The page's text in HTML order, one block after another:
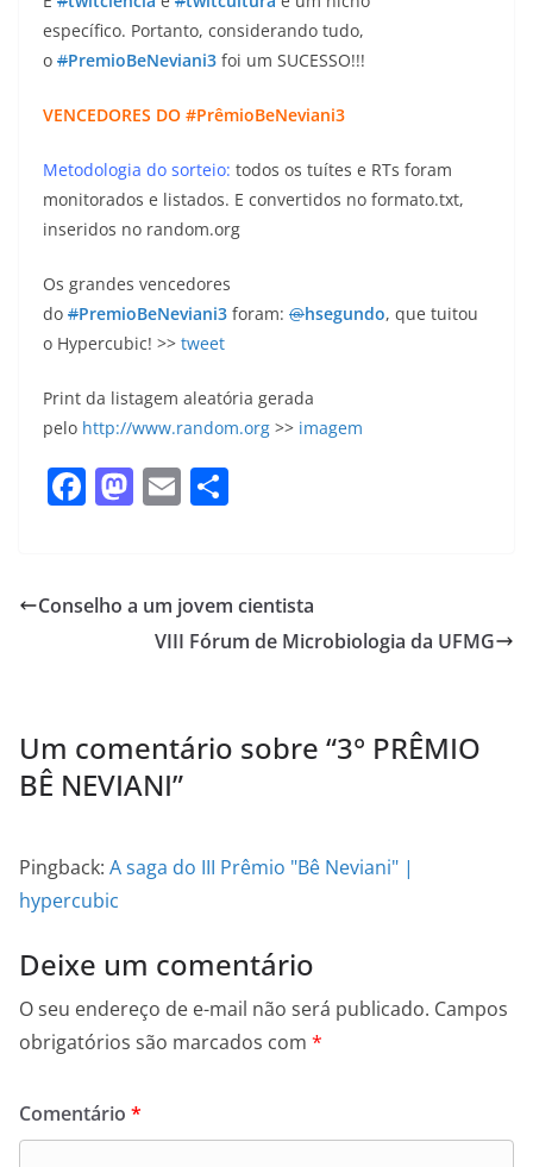
específico. Portanto, considerando tudo,
o #PremioBeNeviani3 foi um SUCESSO!!!
VENCEDORES DO #PrêmioBeNeviani3
Metodologia do sorteio: todos os tuítes e RTs foram
monitorados e listados. E convertidos no formato.txt,
inseridos no random.org
Os grandes vencedores
do #PremioBeNeviani3 foram: @hsegundo, que tuitou
o Hypercubic! >> tweet
Print da listagem aleatória gerada
pelo http://www.random.org >> imagem
F
e
k
M
o
d
E
l e
Conselho a um jovem cientista
VIII Fórum de Microbiologia da UFMG
Um comentário sobre “3° PRÊMIO
BÊ NEVIANI”
Pingback: A saga do III Prêmio "Bê Neviani" |
hypercubic
Deixe um comentário
O seu endereço de e-mail não será publicado. Campos
obrigatórios são marcados com *
Comentário *